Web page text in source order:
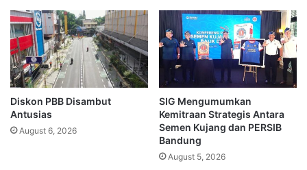
Diskon PBB Disambut
Antusias
August 6, 2026
SIG Mengumumkan
Kemitraan Strategis Antara
Semen Kujang dan PERSIB
Bandung
August 5, 2026